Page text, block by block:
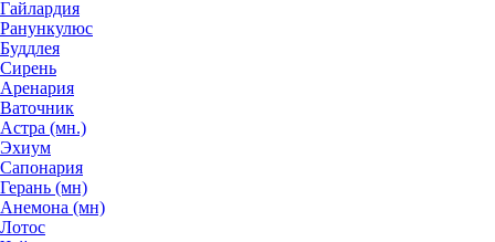
Гайлардия
Ранункулюс
Буддлея
Сирень
Аренария
Ваточник
Астра (мн.)
Эхиум
Сапонария
Герань (мн)
Анемона (мн)
Лотос